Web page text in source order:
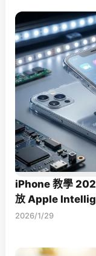
iPhone 教學
放 Apple
2026/1/29